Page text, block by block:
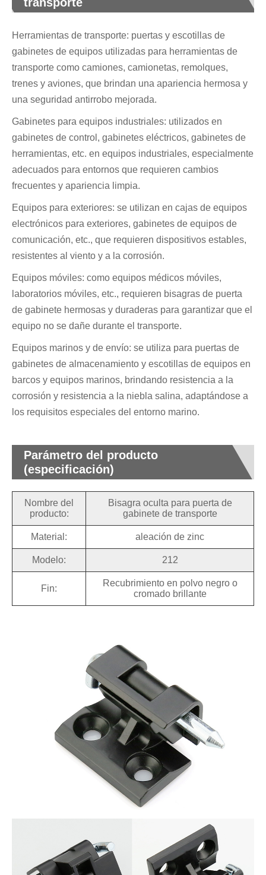
Herramientas de transporte: puertas y escotillas de
gabinetes de equipos utilizadas para herramientas de
transporte como camiones, camionetas, remolques,
trenes y aviones, que brindan una apariencia hermosa y
una seguridad antirrobo mejorada.
Gabinetes para equipos industriales: utilizados en
gabinetes de control, gabinetes eléctricos, gabinetes de
herramientas, etc. en equipos industriales, especialmente
adecuados para entornos que requieren cambios
frecuentes y apariencia limpia.
Equipos para exteriores: se utilizan en cajas de equipos
electrónicos para exteriores, gabinetes de equipos de
comunicación, etc., que requieren dispositivos estables,
resistentes al viento y a la corrosión.
Equipos móviles: como equipos médicos móviles,
laboratorios móviles, etc., requieren bisagras de puerta
de gabinete hermosas y duraderas para garantizar que el
equipo no se dañe durante el transporte.
Equipos marinos y de envío: se utiliza para puertas de
gabinetes de almacenamiento y escotillas de equipos en
barcos y equipos marinos, brindando resistencia a la
corrosión y resistencia a la niebla salina, adaptándose a
los requisitos especiales del entorno marino.
Parámetro del producto
(especificación)
Nombre del
producto:
Bisagra oculta para puerta de
gabinete de transporte
Material: aleación de zinc
Modelo: 212
Fin:
Recubrimiento en polvo negro o
cromado brillante